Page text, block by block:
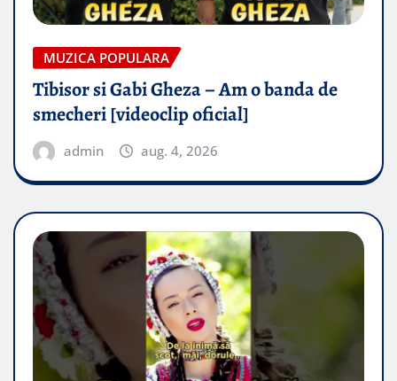
MUZICA POPULARA
Tibisor si Gabi Gheza – Am o banda de
smecheri [videoclip oficial]
admin aug. 4, 2026